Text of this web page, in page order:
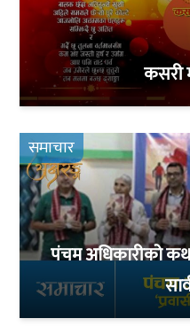
कसरी
समाचार
पंचम अधिकारीको